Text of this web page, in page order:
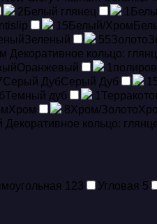
2 Белый глянец 1
15 Белый/Хром
Зеленый 55Золото
Декоративное кольцо:
Оранжевый 1
Серый ДубСерый Дуб
Темный дуб 1
Хром 8Хром/Золото
Декоративное кольцо:
123 Угловая 5